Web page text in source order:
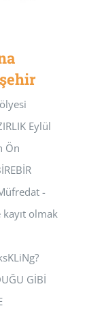
Eylül
Ön
-
olmak
GİBİ